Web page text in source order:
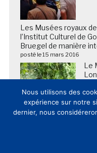
Les Musées royaux
l’Institut Culturel de
Bruegel de manière
posté le 15 mars 2016
Le
Nous utilisons des
expérience sur notre
dernier, nous